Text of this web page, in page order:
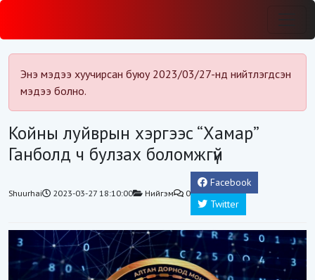
Энэ мэдээ хуучирсан буюу 2023/03/27-нд нийтлэгдсэн
мэдээ болно.
Койны луйврын хэргээс “Хамар”
Ганболд ч булзах боломжгүй
Shuurhai 2023-03-27 18:10:00 Нийгэм 0
Facebook
Twitter